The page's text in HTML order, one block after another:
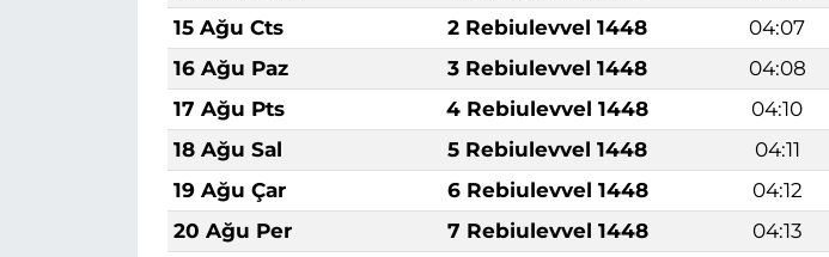
15 Ağu Cts
2 Rebiulevvel 1448 04:07
16 Ağu Paz
3 Rebiulevvel 1448 04:08
17 Ağu Pts
4 Rebiulevvel 1448 04:10
18 Ağu Sal
5 Rebiulevvel 1448 04:11
19 Ağu Çar
6 Rebiulevvel 1448 04:12
20 Ağu Per
7 Rebiulevvel 1448 04:13